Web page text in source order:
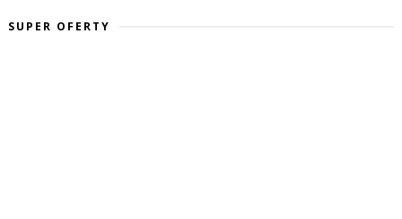
SUPER OFERTY